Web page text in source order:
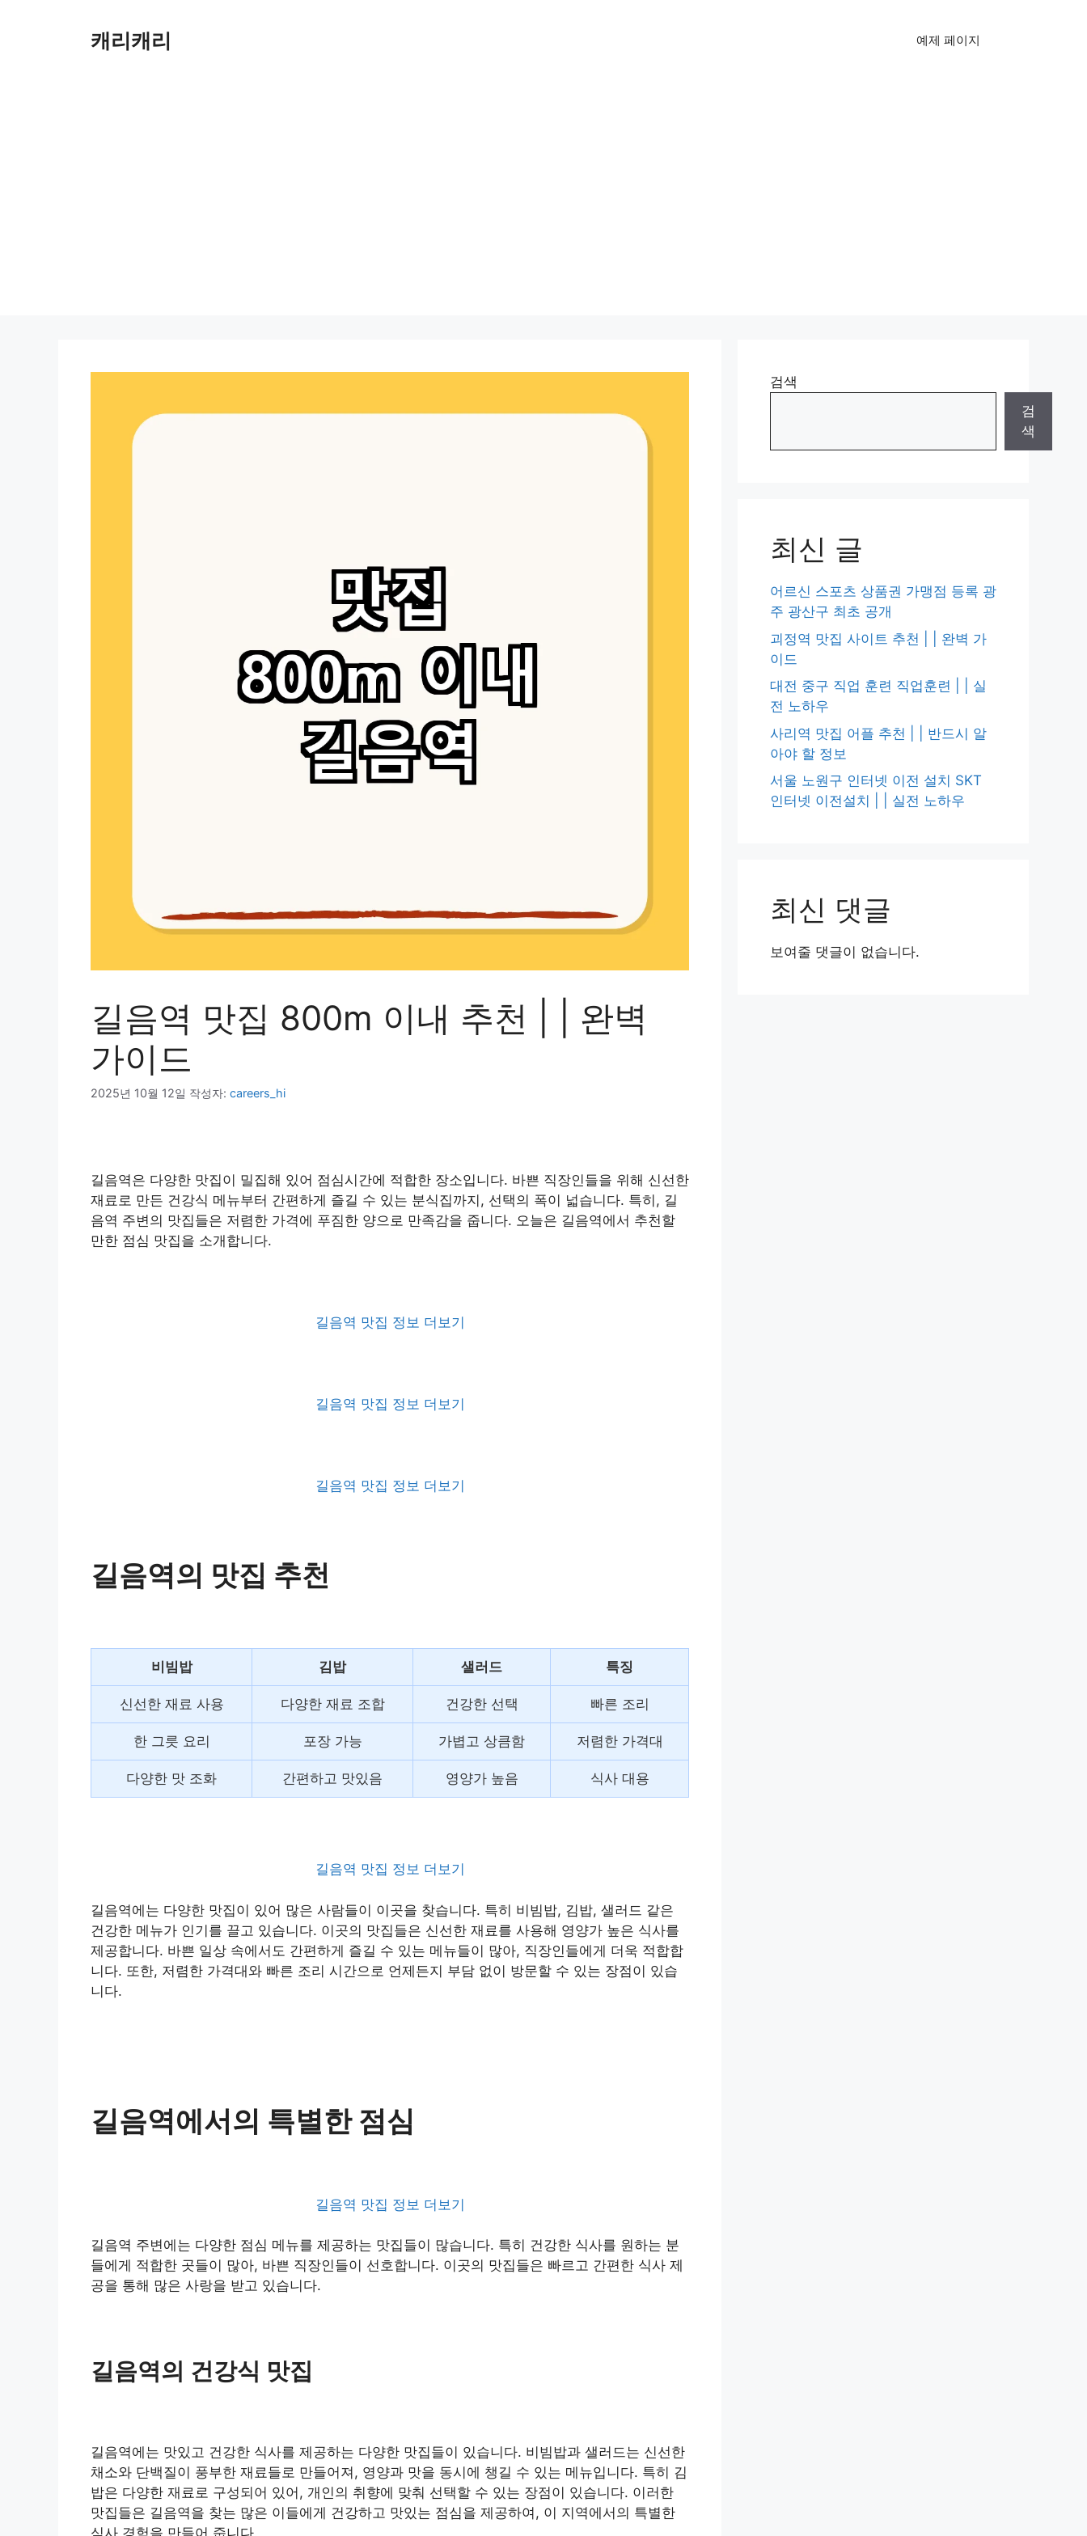
캐리캐리 예제 페이지
길음역 맛집 800m 이내 추천 | | 완벽
가이드
2025년 10월 12일 작성자: careers_hi
길음역은 다양한 맛집이 밀집해 있어 점심시간에 적합한 장소입니다. 바쁜 직장인들을 위해 신선한
재료로 만든 건강식 메뉴부터 간편하게 즐길 수 있는 분식집까지, 선택의 폭이 넓습니다. 특히, 길
음역 주변의 맛집들은 저렴한 가격에 푸짐한 양으로 만족감을 줍니다. 오늘은 길음역에서 추천할
만한 점심 맛집을 소개합니다.
길음역 맛집 정보 더보기
길음역 맛집 정보 더보기
길음역 맛집 정보 더보기
길음역의 맛집 추천
비빔밥 김밥 샐러드 특징
신선한 재료 사용 다양한 재료 조합 건강한 선택 빠른 조리
한 그릇 요리 포장 가능 가볍고 상큼함 저렴한 가격대
다양한 맛 조화 간편하고 맛있음 영양가 높음 식사 대용
길음역 맛집 정보 더보기
길음역에는 다양한 맛집이 있어 많은 사람들이 이곳을 찾습니다. 특히 비빔밥, 김밥, 샐러드 같은
건강한 메뉴가 인기를 끌고 있습니다. 이곳의 맛집들은 신선한 재료를 사용해 영양가 높은 식사를
제공합니다. 바쁜 일상 속에서도 간편하게 즐길 수 있는 메뉴들이 많아, 직장인들에게 더욱 적합합
니다. 또한, 저렴한 가격대와 빠른 조리 시간으로 언제든지 부담 없이 방문할 수 있는 장점이 있습
니다.
길음역에서의 특별한 점심
길음역 맛집 정보 더보기
길음역 주변에는 다양한 점심 메뉴를 제공하는 맛집들이 많습니다. 특히 건강한 식사를 원하는 분
들에게 적합한 곳들이 많아, 바쁜 직장인들이 선호합니다. 이곳의 맛집들은 빠르고 간편한 식사 제
공을 통해 많은 사랑을 받고 있습니다.
길음역의 건강식 맛집
길음역에는 맛있고 건강한 식사를 제공하는 다양한 맛집들이 있습니다. 비빔밥과 샐러드는 신선한
채소와 단백질이 풍부한 재료들로 만들어져, 영양과 맛을 동시에 챙길 수 있는 메뉴입니다. 특히 김
밥은 다양한 재료로 구성되어 있어, 개인의 취향에 맞춰 선택할 수 있는 장점이 있습니다. 이러한
맛집들은 길음역을 찾는 많은 이들에게 건강하고 맛있는 점심을 제공하여, 이 지역에서의 특별한
식사 경험을 만들어 줍니다.
검색
검
색
최신 글
어르신 스포츠 상품권 가맹점 등록 광
주 광산구 최초 공개
괴정역 맛집 사이트 추천 | | 완벽 가
이드
대전 중구 직업 훈련 직업훈련 | | 실
전 노하우
사리역 맛집 어플 추천 | | 반드시 알
아야 할 정보
서울 노원구 인터넷 이전 설치 SKT
인터넷 이전설치 | | 실전 노하우
최신 댓글
보여줄 댓글이 없습니다.